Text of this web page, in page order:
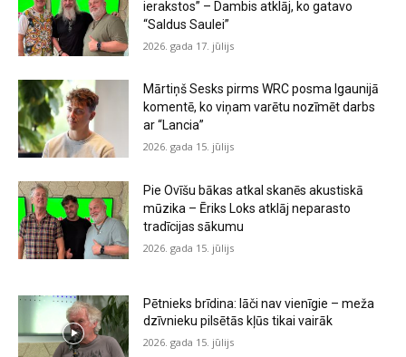
ierakstos” – Dambis atklāj, ko gatavo
“Saldus Saulei”
2026. gada 17. jūlijs
Mārtiņš Sesks pirms WRC posma Igaunijā
komentē, ko viņam varētu nozīmēt darbs
ar “Lancia”
2026. gada 15. jūlijs
Pie Ovīšu bākas atkal skanēs akustiskā
mūzika – Ēriks Loks atklāj neparasto
tradīcijas sākumu
2026. gada 15. jūlijs
Pētnieks brīdina: lāči nav vienīgie – meža
dzīvnieku pilsētās kļūs tikai vairāk
2026. gada 15. jūlijs